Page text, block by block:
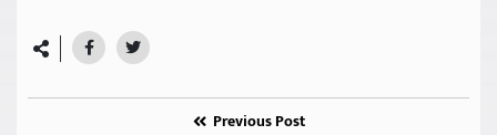
Previous Post